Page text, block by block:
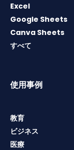
Excel
Google Sheets
Canva Sheets
すべて
使用事例
教育
ビジネス
医療